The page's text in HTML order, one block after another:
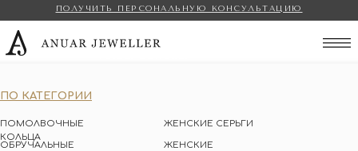
ПОЛУЧИТЬ ПЕРСОНАЛЬНУЮ КОНСУЛЬТАЦИЮ
ПО КАТЕГОРИИ
ПОМОЛВОЧНЫЕ
КОЛЬЦА
ОБРУЧАЛЬНЫЕ
ЖЕНСКИЕ СЕРЬГИ
ЖЕНСКИЕ